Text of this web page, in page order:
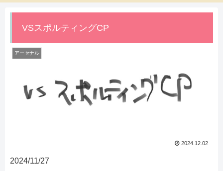
VSスポルティングCP
アーセナル
2024.12.02
2024/11/27